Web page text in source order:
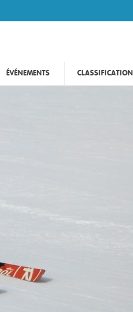
ÉVÉNEMENTS CLASSIFICATION